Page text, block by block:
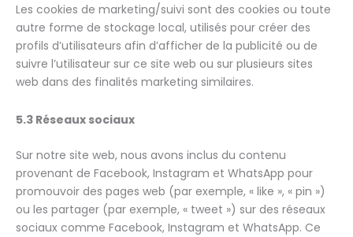
Les cookies de marketing/suivi sont des cookies ou toute
autre forme de stockage local, utilisés pour créer des
profils d’utilisateurs afin d’afficher de la publicité ou de
suivre l’utilisateur sur ce site web ou sur plusieurs sites
web dans des finalités marketing similaires.
5.3 Réseaux sociaux
Sur notre site web, nous avons inclus du contenu
provenant de Facebook, Instagram et WhatsApp pour
promouvoir des pages web (par exemple, « like », « pin »)
ou les partager (par exemple, « tweet ») sur des réseaux
sociaux comme Facebook, Instagram et WhatsApp. Ce